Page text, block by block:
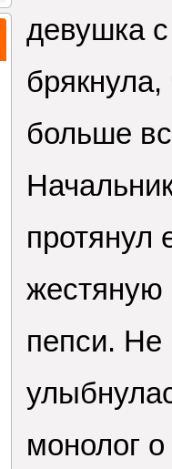
девушка
больше
протянул
жестяную
пепси. Не
монолог о